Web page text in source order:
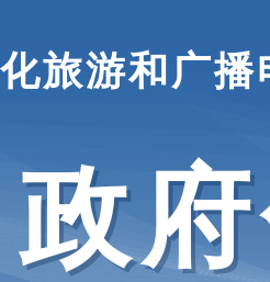
旅游和广播
政